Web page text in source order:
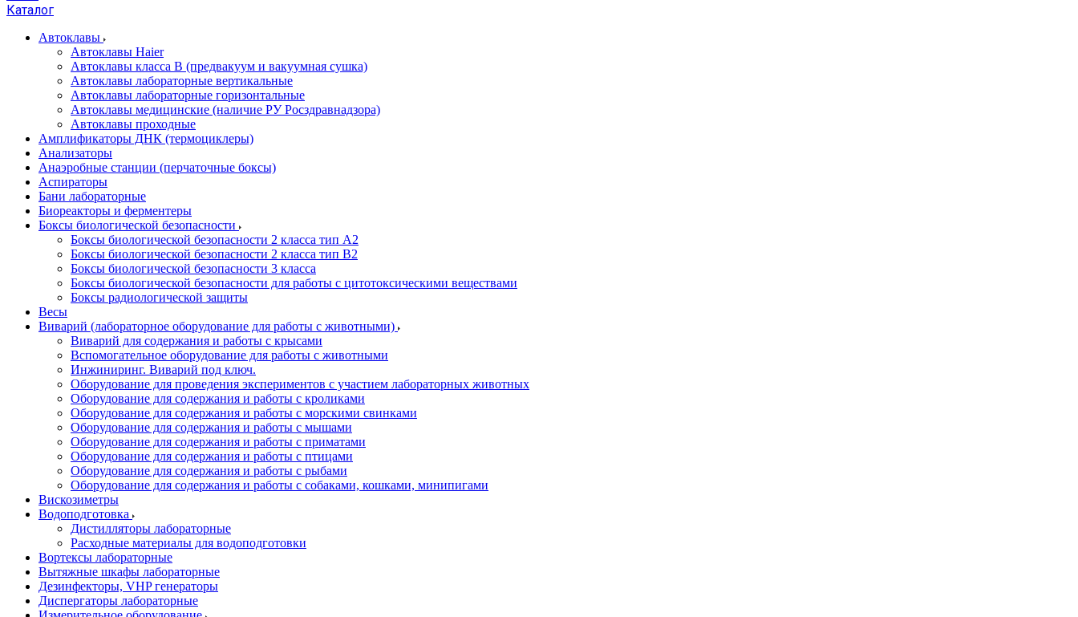
Каталог
Автоклавы
Автоклавы Haier
Автоклавы класса B (предвакуум и вакуумная сушка)
Автоклавы лабораторные вертикальные
Автоклавы лабораторные горизонтальные
Автоклавы медицинские (наличие РУ Росздравнадзора)
Автоклавы проходные
Амплификаторы ДНК (термоциклеры)
Анализаторы
Анаэробные станции (перчаточные боксы)
Аспираторы
Бани лабораторные
Биореакторы и ферментеры
Боксы биологической безопасности
Боксы биологической безопасности 2 класса тип A2
Боксы биологической безопасности 2 класса тип B2
Боксы биологической безопасности 3 класса
Боксы биологической безопасности для работы с цитотоксическими веществами
Боксы радиологической защиты
Весы
Виварий (лабораторное оборудование для работы с животными)
Виварий для содержания и работы с крысами
Вспомогательное оборудование для работы с животными
Инжиниринг. Виварий под ключ.
Оборудование для проведения экспериментов с участием лабораторных животных
Оборудование для содержания и работы с кроликами
Оборудование для содержания и работы с морскими свинками
Оборудование для содержания и работы с мышами
Оборудование для содержания и работы с приматами
Оборудование для содержания и работы с птицами
Оборудование для содержания и работы с рыбами
Оборудование для содержания и работы с собаками, кошками, минипигами
Вискозиметры
Водоподготовка
Дистилляторы лабораторные
Расходные материалы для водоподготовки
Вортексы лабораторные
Вытяжные шкафы лабораторные
Дезинфекторы, VHP генераторы
Диспергаторы лабораторные